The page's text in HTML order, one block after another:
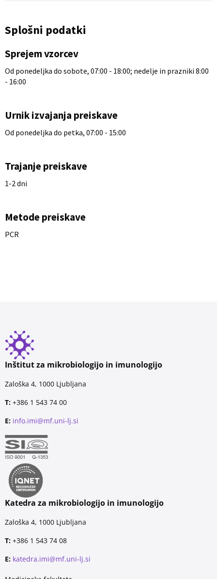
Splošni podatki
Sprejem vzorcev
Od ponedeljka do sobote, 07:00 - 18:00; nedelje in prazniki 8:00
- 16:00
Urnik izvajanja preiskave
Od ponedeljka do petka, 07:00 - 15:00
Trajanje preiskave
1-2 dni
Metode preiskave
PCR
Inštitut za mikrobiologijo in imunologijo
Zaloška 4, 1000 Ljubljana
T: +386 1 543 74 00
E: info.imi@mf.uni-lj.si
Katedra za mikrobiologijo in imunologijo
Zaloška 4, 1000 Ljubljana
T: +386 1 543 74 08
E: katedra.imi@mf.uni-lj.si